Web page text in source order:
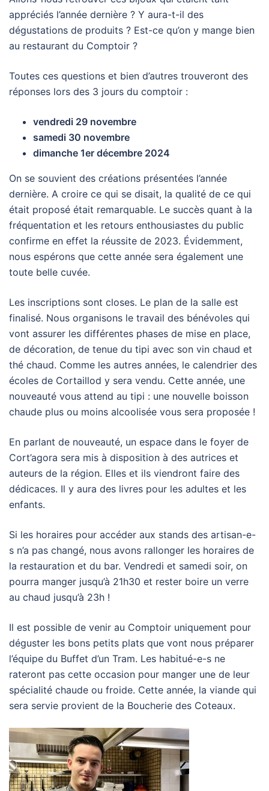
appréciés l’année dernière ? Y aura-t-il des
dégustations de produits ? Est-ce qu’on y mange bien
au restaurant du Comptoir ?
Toutes ces questions et bien d’autres trouveront des
réponses lors des 3 jours du comptoir :
vendredi 29 novembre
samedi 30 novembre
dimanche 1er décembre 2024
On se souvient des créations présentées l’année
dernière. A croire ce qui se disait, la qualité de ce qui
était proposé était remarquable. Le succès quant à la
fréquentation et les retours enthousiastes du public
confirme en effet la réussite de 2023. Évidemment,
nous espérons que cette année sera également une
toute belle cuvée.
Les inscriptions sont closes. Le plan de la salle est
finalisé. Nous organisons le travail des bénévoles qui
vont assurer les différentes phases de mise en place,
de décoration, de tenue du tipi avec son vin chaud et
thé chaud. Comme les autres années, le calendrier des
écoles de Cortaillod y sera vendu. Cette année, une
nouveauté vous attend au tipi : une nouvelle boisson
chaude plus ou moins alcoolisée vous sera proposée !
En parlant de nouveauté, un espace dans le foyer de
Cort’agora sera mis à disposition à des autrices et
auteurs de la région. Elles et ils viendront faire des
dédicaces. Il y aura des livres pour les adultes et les
enfants.
Si les horaires pour accéder aux stands des artisan-e-
s n’a pas changé, nous avons rallonger les horaires de
la restauration et du bar. Vendredi et samedi soir, on
pourra manger jusqu’à 21h30 et rester boire un verre
au chaud jusqu’à 23h !
Il est possible de venir au Comptoir uniquement pour
déguster les bons petits plats que vont nous préparer
l’équipe du Buffet d’un Tram. Les habitué-e-s ne
rateront pas cette occasion pour manger une de leur
spécialité chaude ou froide. Cette année, la viande qui
sera servie provient de la Boucherie des Coteaux.